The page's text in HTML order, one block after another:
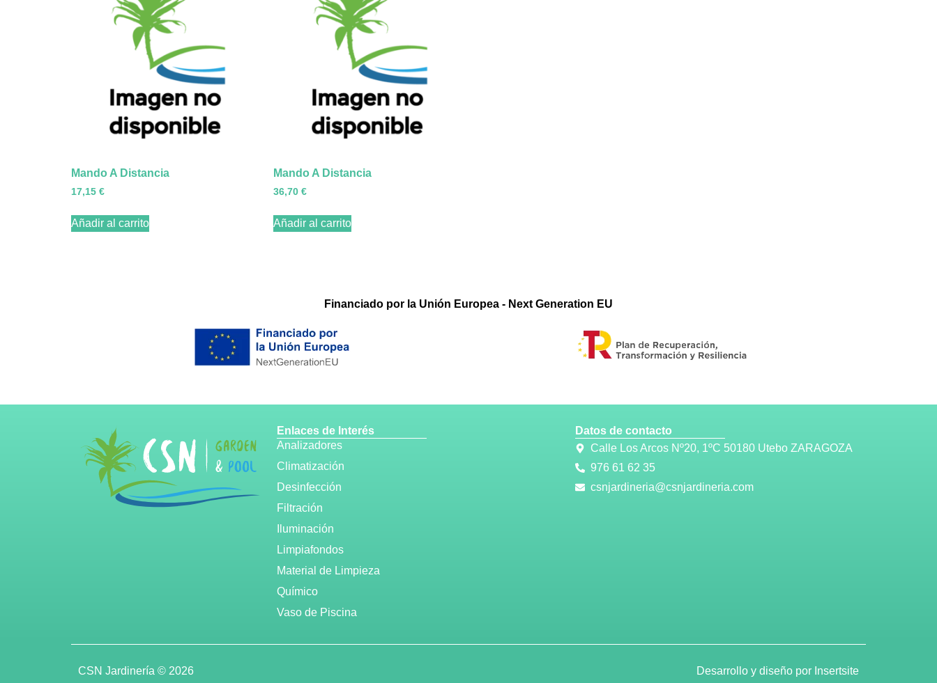
Mando A Distancia
17,15 €
Añadir al carrito
Mando A Distancia
36,70 €
Añadir al carrito
Financiado por la Unión Europea - Next Generation EU
Enlaces de Interés
Analizadores
Climatización
Desinfección
Filtración
Iluminación
Limpiafondos
Material de Limpieza
Químico
Vaso de Piscina
Datos de contacto
Calle Los Arcos Nº20, 1ºC 50180 Utebo ZARAGOZA
976 61 62 35
csnjardineria@csnjardineria.com
CSN Jardinería © 2026 Desarrollo y diseño por Insertsite